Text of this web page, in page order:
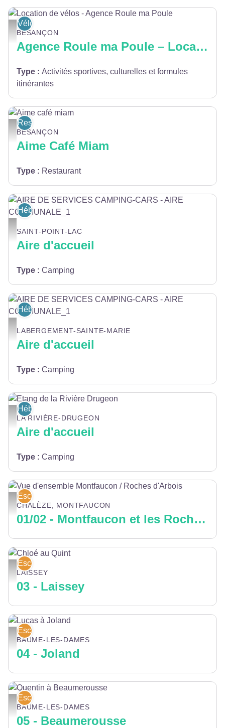
Location de vélos - Agence Roule ma Poule - Agence Roule ma Poule
Vélo
BESANÇON
Agence Roule ma Poule – Location de vélos
Type : Activités sportives, culturelles et formules
itinérantes
Aime café miam - Aime café miam
Restaurants
BESANÇON
Aime Café Miam
Type : Restaurant
AIRE DE SERVICES CAMPING-CARS - AIRE COMMUNALE_1 - AIRE DE
Hébergement
SAINT-POINT-LAC
Aire d'accueil
Type : Camping
AIRE DE SERVICES CAMPING-CARS - AIRE COMMUNALE_1 - AIRE DE
Hébergement
LABERGEMENT-SAINTE-MARIE
Aire d'accueil
Type : Camping
Etang de la Rivière Drugeon - Claudet H
Hébergement
LA RIVIÈRE-DRUGEON
Aire d'accueil
Type : Camping
Vue d'ensemble Montfaucon / Roches d'Arbois - Romain Santi
Escalade
CHALÈZE, MONTFAUCON
01/02 - Montfaucon et les Roches d'Arbois
Chloé au Quint - Gilles Blanchon
Escalade
LAISSEY
03 - Laissey
Lucas à Joland - Gilles Blanchon
Escalade
BAUME-LES-DAMES
04 - Joland
Quentin à Beaumerousse - Gilles Blanchon
Escalade
BAUME-LES-DAMES
05 - Beaumerousse